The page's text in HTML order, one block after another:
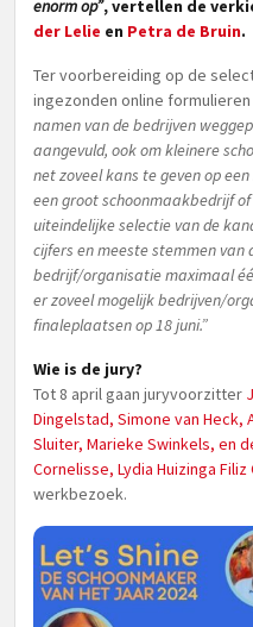
enorm op”, vertellen de
der Lelie en Petra de Bruin.
Ter voorbereiding op de
ingezonden online
namen van de bedrijven
aangevuld, ook om kleinere
net zoveel kans te geven op
een groot schoonmaakbedrijf
uiteindelijke selectie van de
cijfers en meeste stemmen van
bedrijf/organisatie maximaal
er zoveel mogelijk bedrijven/
finaleplaatsen op 18 juni.”
Wie is de jury?
Tot 8 april gaan juryvoorzitter
Dingelstad, Simone van Heck,
Sluiter, Marieke Swinkels, en
Cornelisse, Lydia Huizinga
werkbezoek.